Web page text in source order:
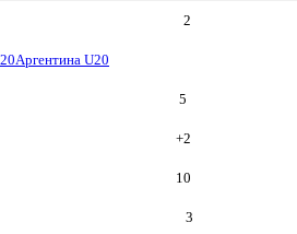
2
Аргентина U20
5
+2
10
3